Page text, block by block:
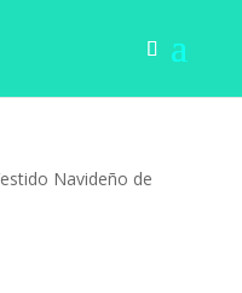
Navideño de